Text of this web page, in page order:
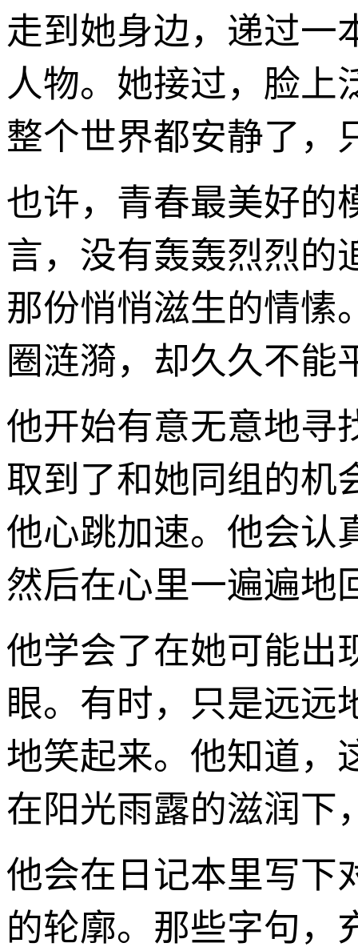
走到她身边，递过一
人物。她接过，脸上
整个世界都安静了，
也许，青春最美好的
言，没有轰轰烈烈的
那份悄悄滋生的情愫
圈涟漪，却久久不能
他开始有意无意地寻
取到了和她同组的机
他心跳加速。他会认
然后在心里一遍遍地
他学会了在她可能出
眼。有时，只是远远
地笑起来。他知道，
在阳光雨露的滋润下
他会在日记本里写下
的轮廓。那些字句，